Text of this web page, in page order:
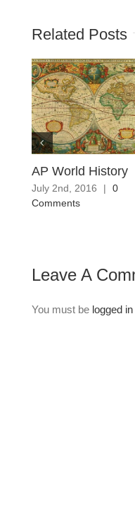
Related Posts
AP World History
July 2nd, 2016 |
0
Comments
Leave A
You must be logged in